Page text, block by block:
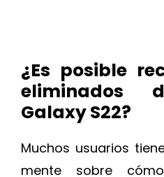
¿Es posible
eliminados
Galaxy S22?
Muchos usuarios
mente sobre